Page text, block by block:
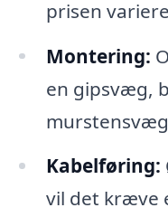
prisen
Montering:
en gipsvæg,
Kabelføring:
vil det kræve